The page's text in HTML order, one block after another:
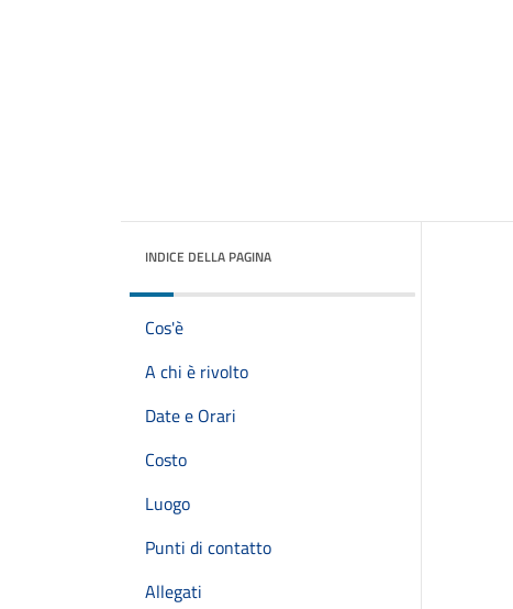
INDICE DELLA PAGINA
Cos'è
A chi è rivolto
Date e Orari
Costo
Luogo
Punti di contatto
Allegati